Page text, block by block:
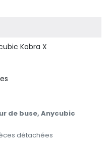
Kobra X
de buse, Anycubic
détachées